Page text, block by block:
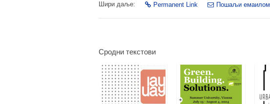
Шири даље: Permanent Link Пошаљи емаилом
Сродни текстови